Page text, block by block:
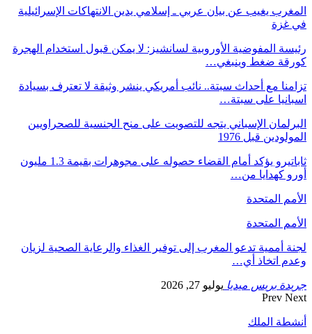
المغرب يغيب عن بيان عربي ـ إسلامي يدين الانتهاكات الإسرائيلية
في غزة
رئيسة المفوضية الأوروبية لسانشيز: لا يمكن قبول استخدام الهجرة
كورقة ضغط وينبغي…
تزامنا مع أحداث سبتة.. نائب أمريكي ينشر وثيقة لا تعترف بسيادة
اسبانيا على سبتة…
البرلمان الإسباني يتجه للتصويت على منح الجنسية للصحراويين
المولودين قبل 1976
ثاباتيرو يؤكد أمام القضاء حصوله على مجوهرات بقيمة 1.3 مليون
أورو كهدايا من…
الأمم المتحدة
الأمم المتحدة
لجنة أممية تدعو المغرب إلى توفير الغذاء والرعاية الصحية لزيان
وعدم اتخاذ أي…
جريدة بريس ميديا يوليو 27, 2026
Prev Next
أنشطة الملك